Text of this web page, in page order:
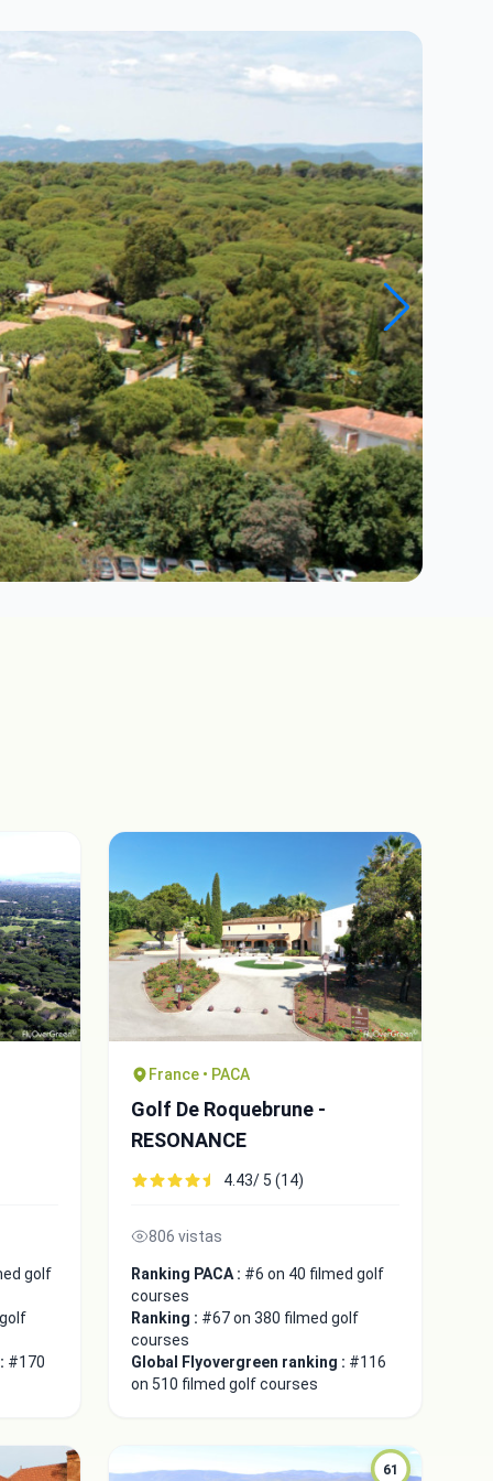
golf
#170
France • PACA
Golf De Roquebrune -
RESONANCE
4.43/ 5 (14)
806 vistas
Ranking PACA : #6 on 40 filmed golf
courses
Ranking : #67 on 380 filmed golf
courses
Global Flyovergreen ranking : #116
on 510 filmed golf courses
61
Close